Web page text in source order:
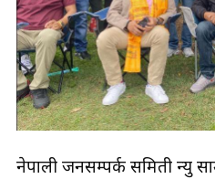
नेपाली जनसम्पर्क समिती न्यु